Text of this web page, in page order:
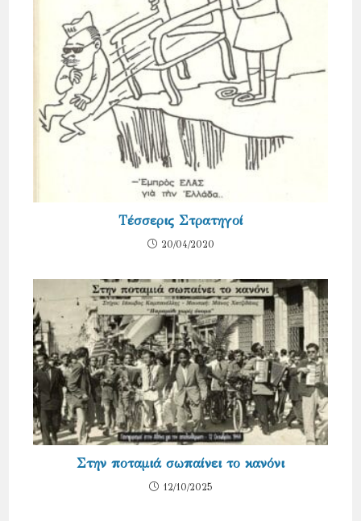
Τέσσερις Στρατηγοί
20/04/2020
Στην ποταμιά σωπαίνει το κανόνι
12/10/2025